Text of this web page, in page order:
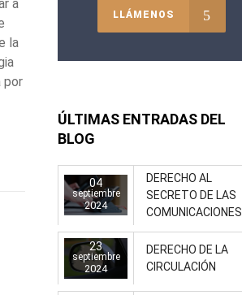
a
la
por
LLÁMENOS
ÚLTIMAS ENTRADAS DEL
BLOG
04
septiembre
2024
DERECHO AL
SECRETO DE LAS
COMUNICACIONES
23
septiembre
2024
DERECHO DE LA
CIRCULACIÓN